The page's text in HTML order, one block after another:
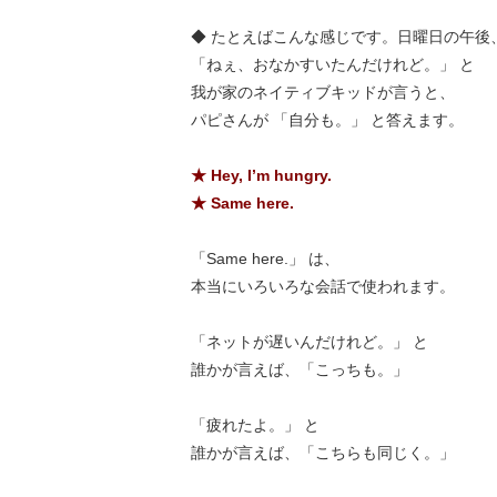
◆ たとえばこんな感じです。日曜日の午後
「ねぇ、おなかすいたんだけれど。」 と
我が家のネイティブキッドが言うと、
パピさんが 「自分も。」 と答えます。
★ Hey, I’m hungry.
★ Same here.
「Same here.」 は、
本当にいろいろな会話で使われます。
「ネットが遅いんだけれど。」 と
誰かが言えば、「こっちも。」
「疲れたよ。」 と
誰かが言えば、「こちらも同じく。」